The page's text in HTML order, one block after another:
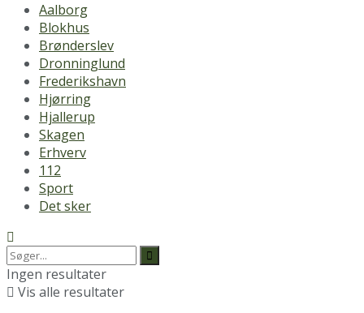
Aalborg
Blokhus
Brønderslev
Dronninglund
Frederikshavn
Hjørring
Hjallerup
Skagen
Erhverv
112
Sport
Det sker
Ingen resultater
Vis alle resultater